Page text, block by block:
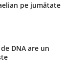
pe jumătate
DNA are un